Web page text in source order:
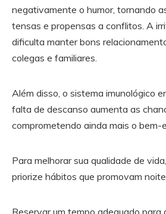
negativamente o humor, tornando
tensas e propensas a conflitos. A
dificulta manter bons
colegas e familiares.
Além disso, o sistema imunológico
falta de descanso aumenta as
comprometendo ainda mais o bem-
Para melhorar sua qualidade de
priorize hábitos que promovam
Reservar um tempo adequado para